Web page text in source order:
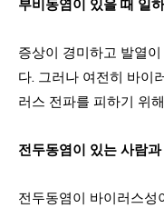
부비동염이 있을 때 일
증상이 경미하고 발열
다. 그러나 여전히 바이
러스 전파를 피하기 위
전두동염이 있는 사람
전두동염이 바이러스성